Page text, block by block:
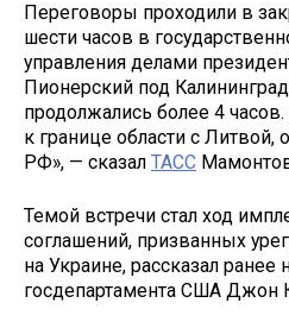
Переговоры проходили в
шести часов в
управления делами
Пионерский под
продолжались более 4
к границе области с Литвой,
РФ», — сказал ТАСС
Темой встречи стал ход
соглашений, призванных
на Украине, рассказал
госдепартамента США Джон